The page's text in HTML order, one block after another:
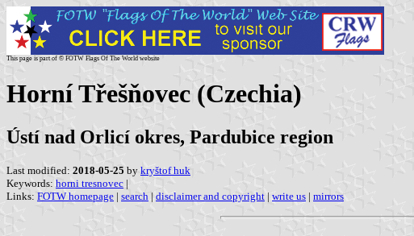
This page is part of © FOTW Flags Of The World website
Horní Třešňovec (Czechia)
Ústí nad Orlicí okres, Pardubice region
Last modified: 2018-05-25 by kryštof huk
Keywords: horni tresnovec |
Links: FOTW homepage | search | disclaimer and copyright | write us | mirrors